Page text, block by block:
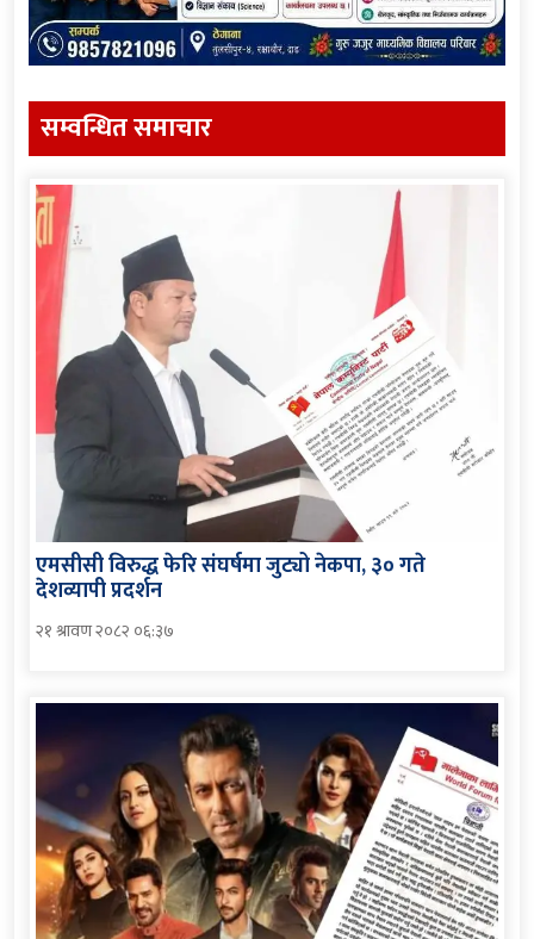
सम्वन्धित समाचार
एमसीसी विरुद्ध फेरि संघर्षमा जुट्यो नेकपा, ३० गते
देशव्यापी प्रदर्शन
२१ श्रावण २०८२ ०६:३७